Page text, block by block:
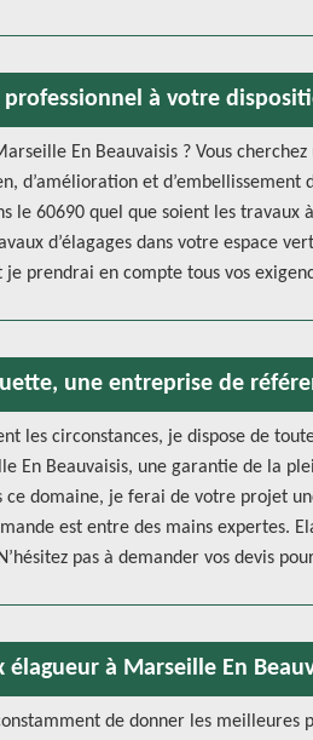
à votre
En Beauvaisis ? Vous
d’amélioration et
le 60690 quel que soient les
d’élagages dans votre espace
je prendrai en compte tous vos
une entreprise de
les circonstances, je dispose de
En Beauvaisis, une garantie de la
ce domaine, je ferai de votre projet
est entre des mains expertes.
pas à demander vos devis
élagueur à Marseille En
de donner les meilleures